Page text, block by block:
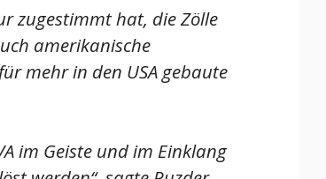
zugestimmt hat, die Zölle
amerikanische
mehr in den USA gebaute
im Geiste und im Einklang